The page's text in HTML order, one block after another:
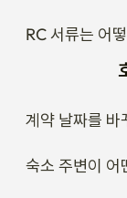
RC 서류는 어
계약 날짜를 바
숙소 주변이 어